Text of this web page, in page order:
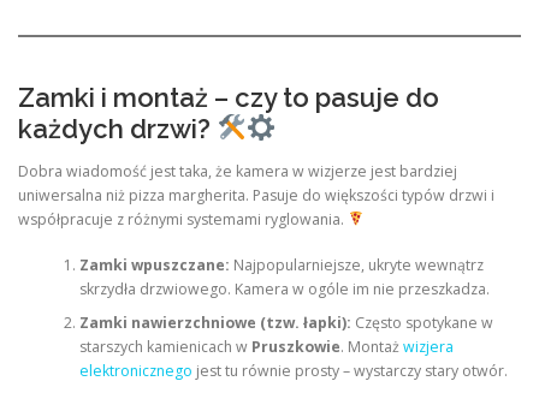
Zamki i montaż – czy to pasuje do
każdych drzwi?
Dobra wiadomość jest taka, że kamera w wizjerze jest bardziej
uniwersalna niż pizza margherita. Pasuje do większości typów drzwi i
współpracuje z różnymi systemami ryglowania.
Zamki wpuszczane: Najpopularniejsze, ukryte wewnątrz
skrzydła drzwiowego. Kamera w ogóle im nie przeszkadza.
Zamki nawierzchniowe (tzw. łapki): Często spotykane w
starszych kamienicach w Pruszkowie. Montażwizjera
elektronicznego jest tu równie prosty – wystarczy stary otwór.